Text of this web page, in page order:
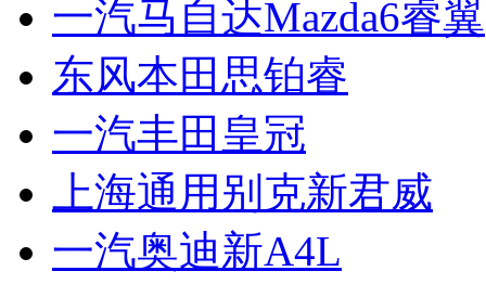
一汽马自达Mazda6睿翼
东风本田思铂睿
一汽丰田皇冠
上海通用别克新君威
一汽奥迪新A4L